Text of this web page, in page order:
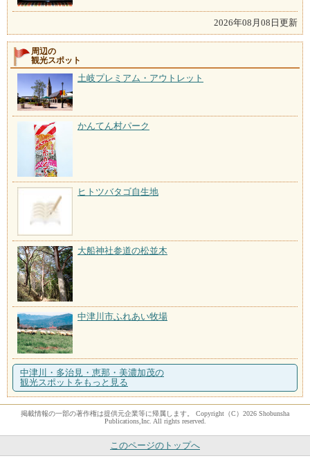
2026年08月08日更新
周辺の
観光スポット
土岐プレミアム・アウトレット
かんてん村パーク
ヒトツバタゴ自生地
大船神社参道の松並木
中津川市ふれあい牧場
中津川・多治見・恵那・美濃加茂の
観光スポットをもっと見る
掲載情報の一部の著作権は提供元企業等に帰属します。 Copyright（C）2026 Shobunsha
Publications,Inc. All rights reserved.
このページのトップへ